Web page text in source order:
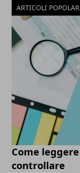
ARTICOLI
Come
controllare